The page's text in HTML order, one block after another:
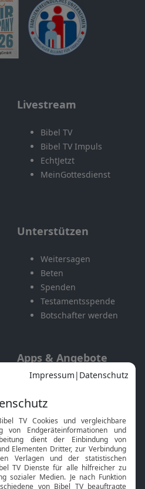
Livestream
Bibel TV
Bibel TV Impuls
EchtJetzt
MeinGottesdienst
Unterstützen
Weitersagen
Beten
Spenden
Testamentsspende
Botschafter werden
Apps & Angebote
Mobile App
Smart TV
HbbTV
Bibelthek Online-Bibel
Nächster Gottesdienst